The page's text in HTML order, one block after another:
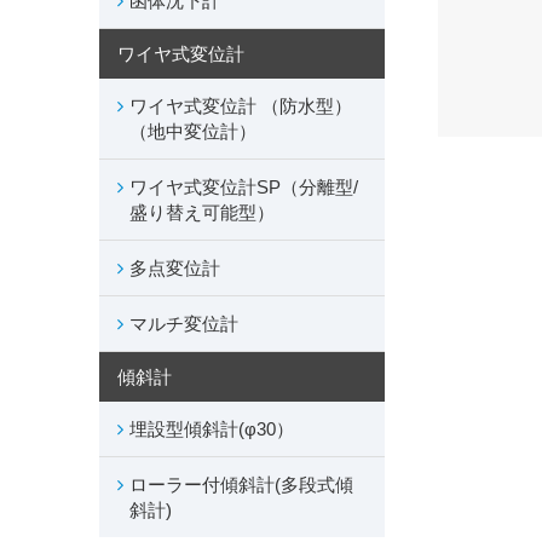
ワイヤ式変位計
ワイヤ式変位計 （防水型）
（地中変位計）
ワイヤ式変位計SP（分離型/
盛り替え可能型）
多点変位計
マルチ変位計
傾斜計
埋設型傾斜計(φ30）
ローラー付傾斜計(多段式傾
斜計)